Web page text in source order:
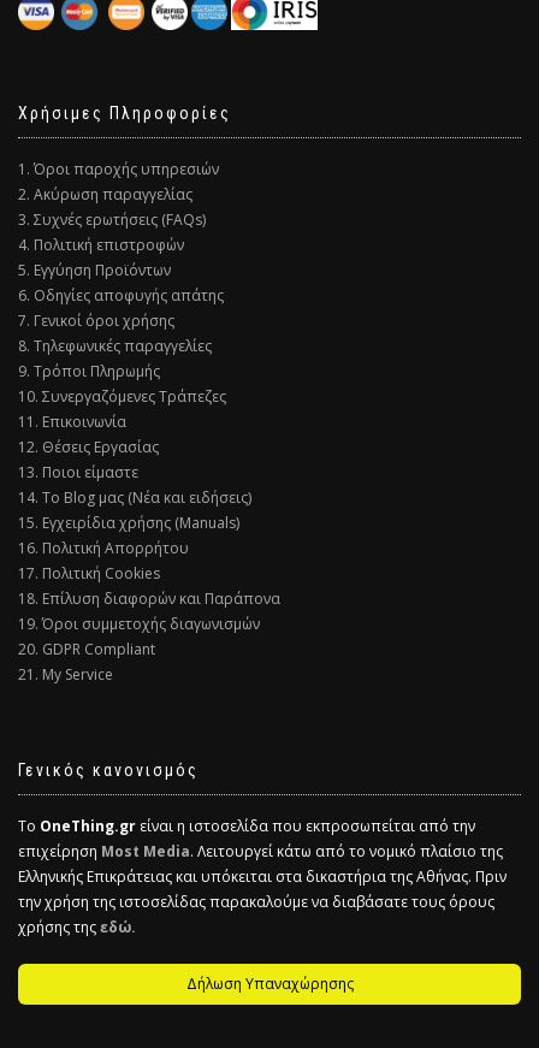
Χρήσιμες Πληροφορίες
1. Όροι παροχής υπηρεσιών
2. Ακύρωση παραγγελίας
3. Συχνές ερωτήσεις (FAQs)
4. Πολιτική επιστροφών
5. Εγγύηση Προϊόντων
6. Οδηγίες αποφυγής απάτης
7. Γενικοί όροι χρήσης
8. Τηλεφωνικές παραγγελίες
9. Τρόποι Πληρωμής
10. Συνεργαζόμενες Τράπεζες
11. Επικοινωνία
12. Θέσεις Εργασίας
13. Ποιοι είμαστε
14. Το Blog μας (Νέα και ειδήσεις)
15. Εγχειρίδια χρήσης (Manuals)
16. Πολιτική Απορρήτου
17. Πολιτική Cookies
18. Επίλυση διαφορών και Παράπονα
19. Όροι συμμετοχής διαγωνισμών
20. GDPR Compliant
21. My Service
Γενικός κανονισμός
Το OneThing.gr είναι η ιστοσελίδα που εκπροσωπείται από την
επιχείρηση Most Media. Λειτουργεί κάτω από το νομικό πλαίσιο της
Ελληνικής Επικράτειας και υπόκειται στα δικαστήρια της Αθήνας. Πριν
την χρήση της ιστοσελίδας παρακαλούμε να διαβάσατε τους όρους
χρήσης τηςεδώ.
Δήλωση Υπαναχώρησης